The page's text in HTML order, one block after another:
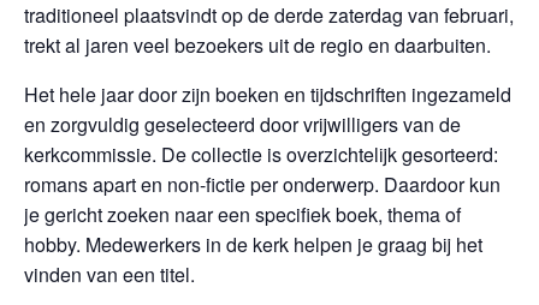
traditioneel plaatsvindt op de derde zaterdag van februari,
trekt al jaren veel bezoekers uit de regio en daarbuiten.
Het hele jaar door zijn boeken en tijdschriften ingezameld
en zorgvuldig geselecteerd door vrijwilligers van de
kerkcommissie. De collectie is overzichtelijk gesorteerd:
romans apart en non-fictie per onderwerp. Daardoor kun
je gericht zoeken naar een specifiek boek, thema of
hobby. Medewerkers in de kerk helpen je graag bij het
vinden van een titel.